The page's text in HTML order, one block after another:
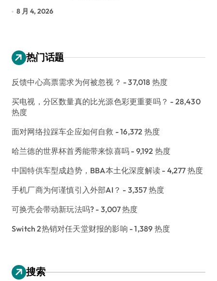
8 月 4, 2026
热门话题
反馈中心高票需求为何被忽视？ - 37,018 热度
买电视，分区数量真的比光源色彩更重要吗？ - 28,430
热度
面对网络拉踩车企应如何自救 - 16,372 热度
哈兰德的世界杯首秀能带来惊喜吗 - 9,192 热度
中国特供车型成趋势，BBA本土化深度解读 - 4,277 热度
手机厂商为何谨慎引入外部AI？ - 3,357 热度
可换壳会带动新玩法吗? - 3,007 热度
Switch 2热销对任天堂财报的影响 - 1,389 热度
搜索